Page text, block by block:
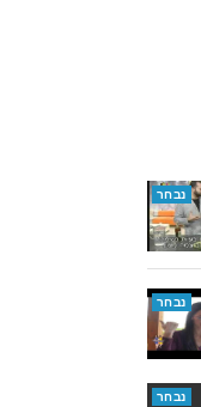
נבחר
נבחר
נבחר